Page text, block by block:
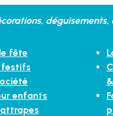
fête
festifs
enfants